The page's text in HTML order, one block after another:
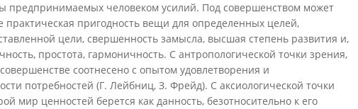
предпринимаемых человеком усилий. Под совершенством может
практическая пригодность вещи для определенных целей,
цели, свершенность замысла, высшая степень развития и,
простота, гармоничность. С антропологической точки зрения,
соотнесено с опытом удовлетворения и
потребностей (Г. Лейбниц, З. Фрейд). С аксиологической точки
мир ценностей берется как данность, безотносительно к его